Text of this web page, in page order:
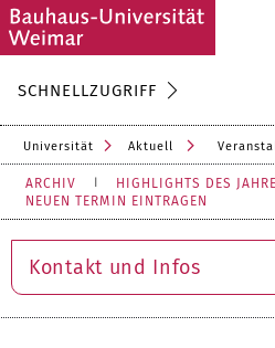
SCHNELLZUGRIFF
Universität Aktuell
ARCHIV
HIGHLIGHTS DES
NEUEN TERMIN EINTRAGEN
Kontakt und Infos